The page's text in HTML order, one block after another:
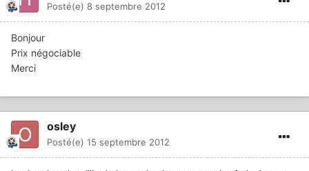
Posté(e) 8 septembre 2012
Bonjour
Prix négociable
Merci
osley
Posté(e) 15 septembre 2012